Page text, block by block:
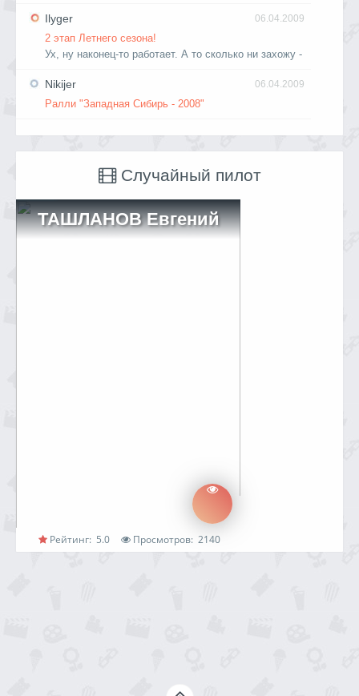
06.04.2009
Ilyger
2 этап Летнего сезона!
Ух, ну наконец-то работает. А то сколько ни захожу -
06.04.2009
Nikijer
Ралли "Западная Сибирь - 2008"
Случайный пилот
ТАШЛАНОВ Евгений
Рейтинг: 5.0 Просмотров: 2140